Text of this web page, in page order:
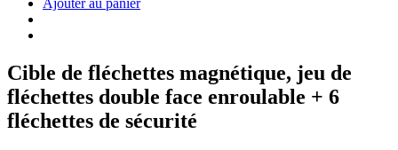
Cible de fléchettes magnétique, jeu de
fléchettes double face enroulable + 6
fléchettes de sécurité